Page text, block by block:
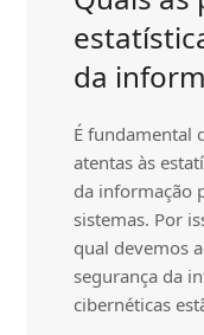
da
É fundamental
atentas às
da informação
sistemas. Por
qual devemos
segurança da
cibernéticas